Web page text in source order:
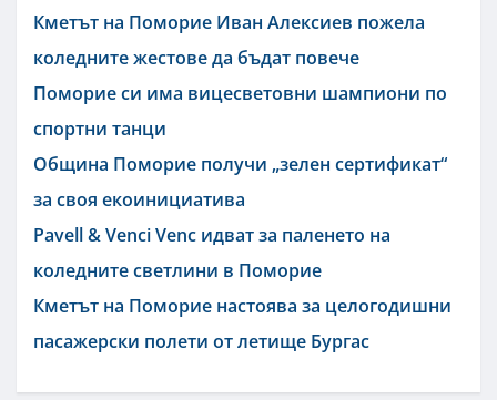
Кметът на Поморие Иван Алексиев пожела
коледните жестове да бъдат повече
Поморие си има вицесветовни шампиони по
спортни танци
Община Поморие получи „зелен сертификат“
за своя екоинициатива
Pavell & Venci Venc идват за паленето на
коледните светлини в Поморие
Кметът на Поморие настоява за целогодишни
пасажерски полети от летище Бургас